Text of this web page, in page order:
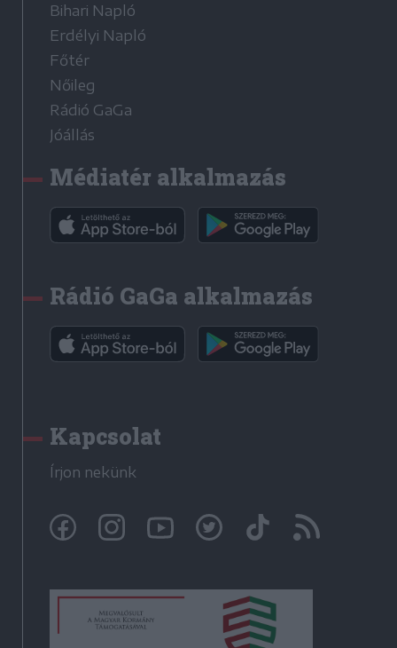
Bihari Napló
Erdélyi Napló
Főtér
Nőileg
Rádió GaGa
Jóállás
Médiatér alkalmazás
Rádió GaGa alkalmazás
Kapcsolat
Írjon nekünk